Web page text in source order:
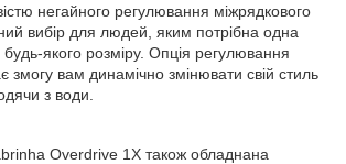
негайного регулювання міжрядкового
вибір для людей, яким потрібна одна
будь-якого розміру. Опція регулювання
змогу вам динамічно змінювати свій стиль
з води.
Overdrive 1X також обладнана